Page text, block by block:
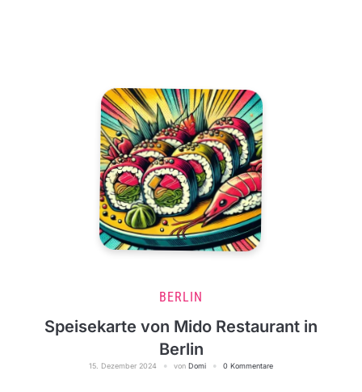
BERLIN
Speisekarte von Mido Restaurant in
Berlin
15. Dezember 2024 von Domi 0 Kommentare